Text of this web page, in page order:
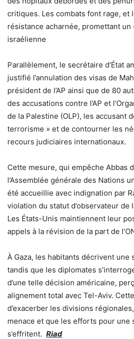
critiques. Les combats font rage, et
résistance acharnée, promettant un
israélienne
Parallèlement, le secrétaire d’État
justifié l’annulation des visas de
président de l’AP ainsi que de 80
des accusations contre l’AP et
de la Palestine (OLP), les accusant
terrorisme » et de contourner les
recours judiciaires internationaux.
Cette mesure, qui empêche Abbas
l’Assemblée générale des Nations
été accueillie avec indignation par
violation du statut d’observateur de
Les États-Unis maintiennent leur
appels à la révision de la part de
À Gaza, les habitants décrivent une
tandis que les diplomates
d’une telle décision américaine,
alignement total avec Tel-Aviv.
d’exacerber les divisions
menace et que les efforts pour une
s’effritent. Riad